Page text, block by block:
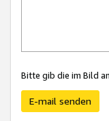
Bitte gib die im Bild
E-mail senden